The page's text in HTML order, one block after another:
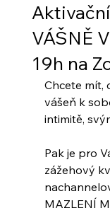
VÁŠNĚ
19h na
Chcete mít,
vášeň k
intimitě,
Pak je pro
zážehový
MAZLENÍ